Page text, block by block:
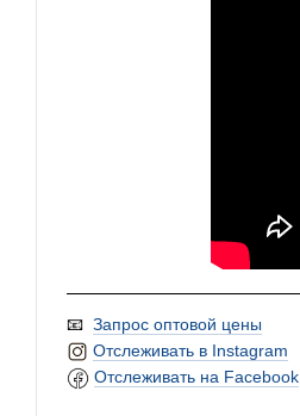
📧 Запрос оптовой цены
Отслеживать в Instagram
Отслеживать на Facebook